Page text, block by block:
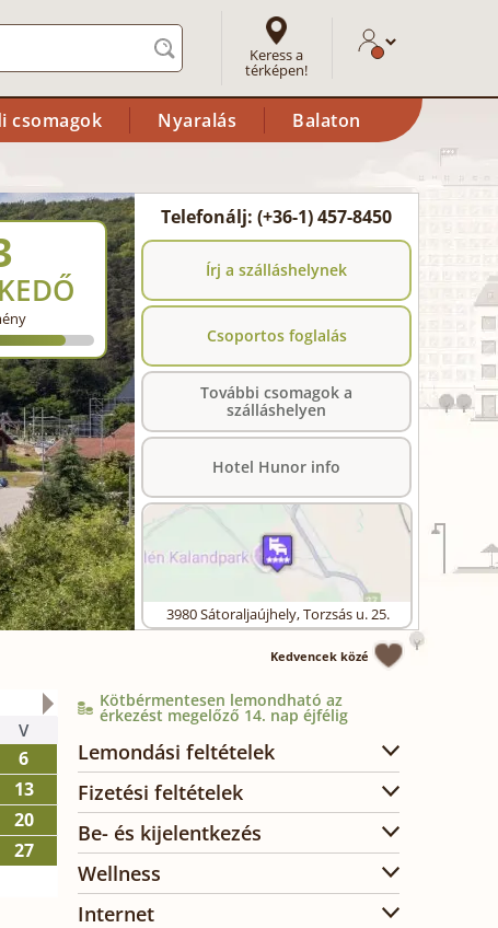
Keress a
térképen!
csomagok Nyaralás Balaton
Telefonálj: (+36-1) 457-8450
Írj a szálláshelynek
Csoportos foglalás
További csomagok a
szálláshelyen
Hotel Hunor info
3980Sátoraljaújhely,Torzsás u. 25.
Kedvencek közé
V
6
13
20
27
2026. október
CS
5
6 7
12
13 14 15 16
19
20 21 22 23
26
27
Kötbérmentesen lemondható az
érkezést megelőző 14. nap éjfélig
Lemondási feltételek
Fizetési feltételek
Be- és kijelentkezés
Wellness
Internet